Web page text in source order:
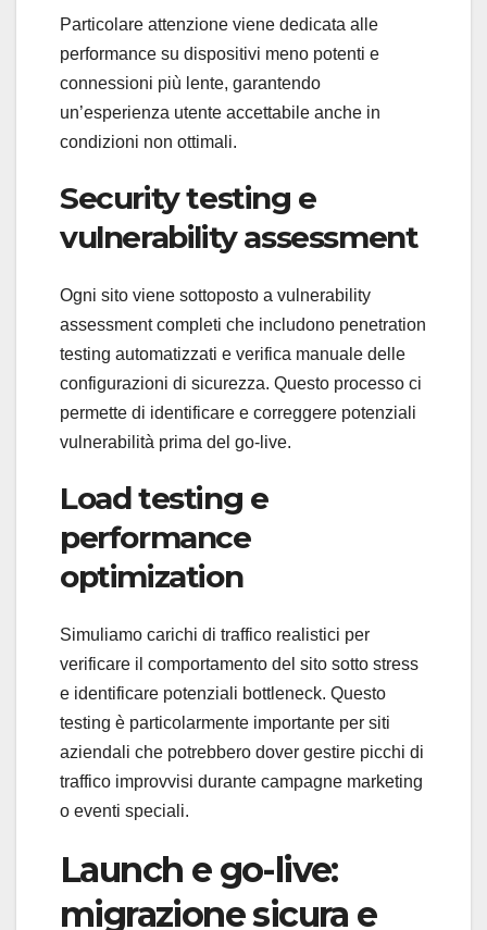
Particolare attenzione viene dedicata alle
performance su dispositivi meno potenti e
connessioni più lente, garantendo
un’esperienza utente accettabile anche in
condizioni non ottimali.
Security testing e
vulnerability assessment
Ogni sito viene sottoposto a vulnerability
assessment completi che includono penetration
testing automatizzati e verifica manuale delle
configurazioni di sicurezza. Questo processo ci
permette di identificare e correggere potenziali
vulnerabilità prima del go-live.
Load testing e
performance
optimization
Simuliamo carichi di traffico realistici per
verificare il comportamento del sito sotto stress
e identificare potenziali bottleneck. Questo
testing è particolarmente importante per siti
aziendali che potrebbero dover gestire picchi di
traffico improvvisi durante campagne marketing
o eventi speciali.
Launch e go-live:
migrazione sicura e